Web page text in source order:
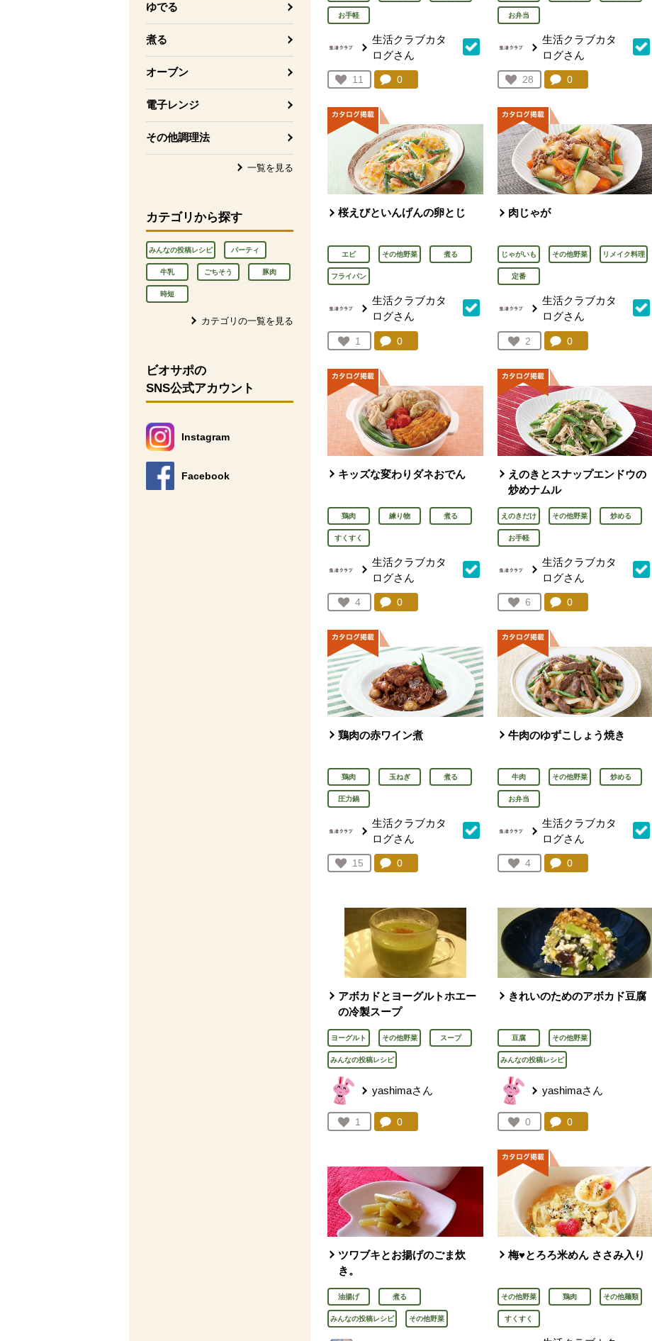
ゆでる
煮る
オーブン
電子レンジ
その他調理法
一覧を見る
カテゴリから探す
みんなの投稿レシピ パーティ
牛乳 ごちそう 豚肉
時短
カテゴリの一覧を見る
ビオサポの
SNS公式アカウント
Instagram
別のウィンドウで開きます。
Facebook
別のウィンドウで開きます。
お手軽
生活クラブカタ
ログさん
お気に入り登録：
11
人が登録
コメント：
0
お弁当
生活クラブカタ
ログさん
お気に入り登録：
28
人が登録
コメント：
0件。コメントを見
桜えびといんげんの卵とじ
エビ その他野菜 煮る
フライパン
生活クラブカタ
ログさん
お気に入り登録：
1
人が登録
コメント：
0
肉じゃが
じゃがいも その他野菜 リメイク料理
定番
生活クラブカタ
ログさん
お気に入り登録：
2
人が登録
コメント：
0件。コメントを見
キッズな変わりダネおでん
鶏肉 練り物 煮る
すくすく
生活クラブカタ
ログさん
お気に入り登録：
4
人が登録
コメント：
0
えのきとスナップエンドウの
炒めナムル
えのきだけ その他野菜 炒める
お手軽
生活クラブカタ
ログさん
お気に入り登録：
6
人が登録
コメント：
0件。コメントを見
鶏肉の赤ワイン煮
鶏肉 玉ねぎ 煮る
圧力鍋
生活クラブカタ
ログさん
お気に入り登録：
15
人が登録
コメント：
0
牛肉のゆずこしょう焼き
牛肉 その他野菜 炒める
お弁当
生活クラブカタ
ログさん
お気に入り登録：
4
人が登録
コメント：
0件。コメントを見
アボカドとヨーグルトホエー
の冷製スープ
ヨーグルト その他野菜 スープ
みんなの投稿レシピ
yashimaさん
お気に入り登録：
1
人が登録
コメント：
0
きれいのためのアボカド豆腐
豆腐 その他野菜
みんなの投稿レシピ
yashimaさん
お気に入り登録：
0
人が登録
コメント：
0件。コメントを見
ツワブキとお揚げのごま炊
き。
油揚げ 煮る
みんなの投稿レシピ その他野菜
梅♥とろろ米めん ささみ入り
その他野菜 鶏肉 その他麺類
すくすく